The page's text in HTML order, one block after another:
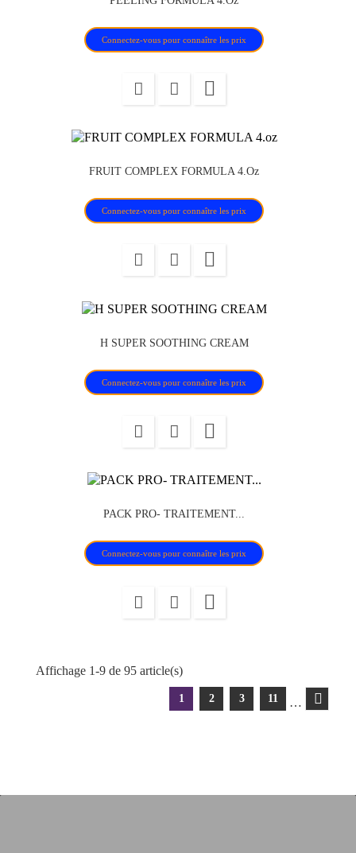
Connectez-vous pour connaître les prix

FRUIT COMPLEX FORMULA 4.oz
Connectez-vous pour connaître les prix

H SUPER SOOTHING CREAM
Connectez-vous pour connaître les prix

PACK PRO- TRAITEMENT...
Connectez-vous pour connaître les prix

Affichage 1-9 de 95 article(s)
1 2 3 …
11